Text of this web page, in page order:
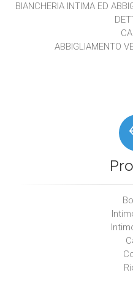
BIANCHERIA INTIMA ED
ABBIGLIAMENTO